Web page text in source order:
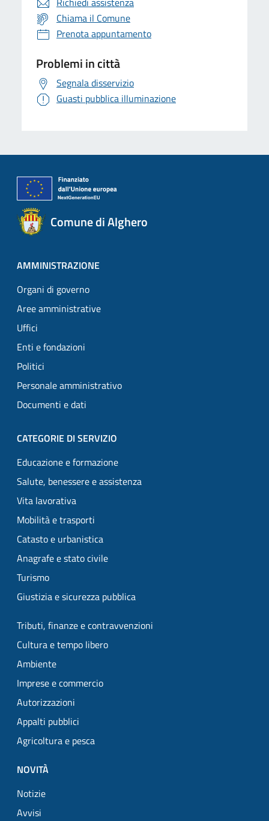
Chiama il Comune
Prenota appuntamento
Problemi in città
Segnala disservizio
Guasti pubblica illuminazione
Comune di Alghero
AMMINISTRAZIONE
Organi di governo
Aree amministrative
Uffici
Enti e fondazioni
Politici
Personale amministrativo
Documenti e dati
CATEGORIE DI SERVIZIO
Educazione e formazione
Salute, benessere e assistenza
Vita lavorativa
Mobilità e trasporti
Catasto e urbanistica
Anagrafe e stato civile
Turismo
Giustizia e sicurezza pubblica
Tributi, finanze e contravvenzioni
Cultura e tempo libero
Ambiente
Imprese e commercio
Autorizzazioni
Appalti pubblici
Agricoltura e pesca
NOVITÀ
Notizie
Avvisi